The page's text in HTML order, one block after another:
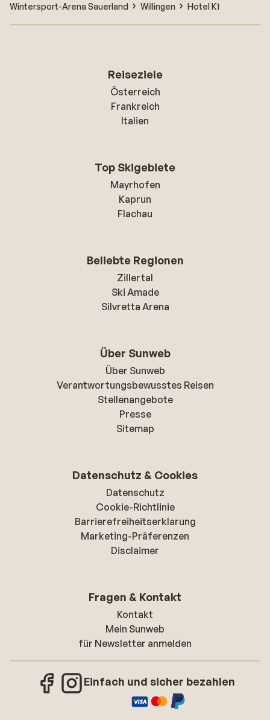
Wintersport-Arena Sauerland
Willingen Hotel K1
Reiseziele
Österreich
Frankreich
Italien
Top Skigebiete
Mayrhofen
Kaprun
Flachau
Beliebte Regionen
Zillertal
Ski Amade
Silvretta Arena
Über Sunweb
Über Sunweb
Verantwortungsbewusstes Reisen
Stellenangebote
Presse
Sitemap
Datenschutz & Cookies
Datenschutz
Cookie-Richtlinie
Barrierefreiheitserklarung
Marketing-Präferenzen
Disclaimer
Fragen & Kontakt
Kontakt
Mein Sunweb
für Newsletter anmelden
Einfach und sicher bezahlen